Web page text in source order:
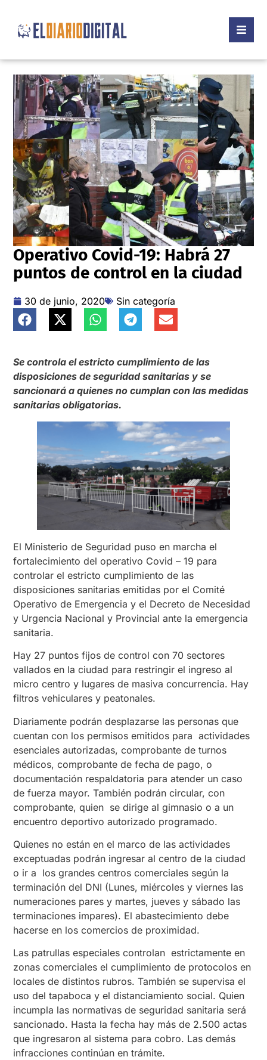
Operativo Covid-19: Habrá 27
puntos de control en la ciudad
30 de junio, 2020 Sin categoría
Se controla el estricto cumplimiento de las
disposiciones de seguridad sanitarias y se
sancionará a quienes no cumplan con las medidas
sanitarias obligatorias.
El Ministerio de Seguridad puso en marcha el
fortalecimiento del operativo Covid – 19 para
controlar el estricto cumplimiento de las
disposiciones sanitarias emitidas por el Comité
Operativo de Emergencia y el Decreto de Necesidad
y Urgencia Nacional y Provincial ante la emergencia
sanitaria.
Hay 27 puntos fijos de control con 70 sectores
vallados en la ciudad para restringir el ingreso al
micro centro y lugares de masiva concurrencia. Hay
filtros vehiculares y peatonales.
Diariamente podrán desplazarse las personas que
cuentan con los permisos emitidos para actividades
esenciales autorizadas, comprobante de turnos
médicos, comprobante de fecha de pago, o
documentación respaldatoria para atender un caso
de fuerza mayor. También podrán circular, con
comprobante, quien se dirige al gimnasio o a un
encuentro deportivo autorizado programado.
Quienes no están en el marco de las actividades
exceptuadas podrán ingresar al centro de la ciudad
o ir a los grandes centros comerciales según la
terminación del DNI (Lunes, miércoles y viernes las
numeraciones pares y martes, jueves y sábado las
terminaciones impares). El abastecimiento debe
hacerse en los comercios de proximidad.
Las patrullas especiales controlan estrictamente en
zonas comerciales el cumplimiento de protocolos en
locales de distintos rubros. También se supervisa el
uso del tapaboca y el distanciamiento social. Quien
incumpla las normativas de seguridad sanitaria será
sancionado. Hasta la fecha hay más de 2.500 actas
que ingresaron al sistema para cobro. Las demás
infracciones continúan en trámite.